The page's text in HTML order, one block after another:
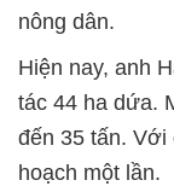
nông dân.
Hiện nay, anh
tác 44 ha dứa.
đến 35 tấn. Với
hoạch một lần.